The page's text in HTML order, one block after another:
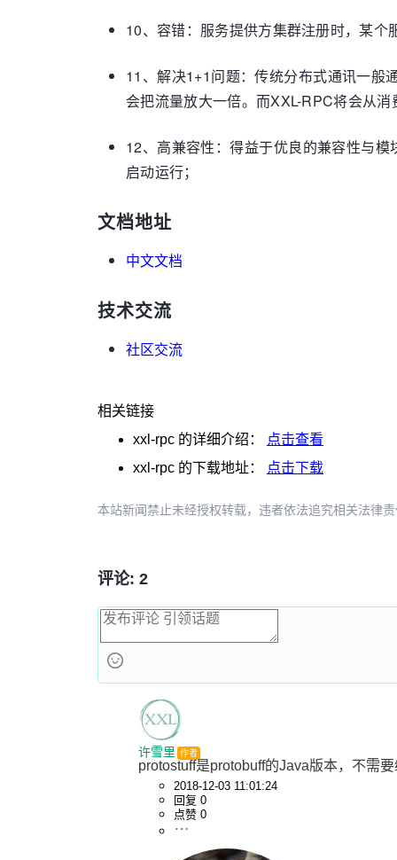
10、容错：服务提供方集群注册时，某
11、解决1+1问题：传统分布式通讯一般
会把流量放大一倍。而XXL-RPC将会从
12、高兼容性：得益于优良的兼容性与
启动运行；
文档地址
中文文档
技术交流
社区交流
相关链接
xxl-rpc 的详细介绍：
点击查看
xxl-rpc 的下载地址： 点击下载
本站新闻禁止未经授权转载，违者依法追究相关法律
评论: 2
许雪里 作者
protostuff是protobuff的Java版本，不需
2018-12-03 11:01:24
回复 0
点赞 0